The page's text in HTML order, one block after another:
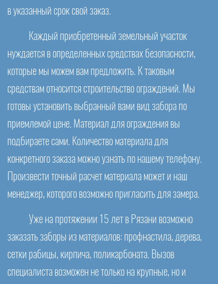
в указанный срок свой заказ.
Каждый приобретенный земельный участок
нуждается в определенных средствах безопасности,
которые мы можем вам предложить. К таковым
средствам относится строительство ограждений. Мы
готовы установить выбранный вами вид забора по
приемлемой цене. Материал для ограждения вы
подбираете сами. Количество материала для
конкретного заказа можно узнать по нашему телефону.
Произвести точный расчет материала может и наш
менеджер, которого возможно пригласить для замера.
Уже на протяжении 15 лет в Рязани возможно
заказать заборы из материалов: профнастила, дерева,
сетки рабицы, кирпича, поликарбоната. Вызов
специалиста возможен не только на крупные, но и